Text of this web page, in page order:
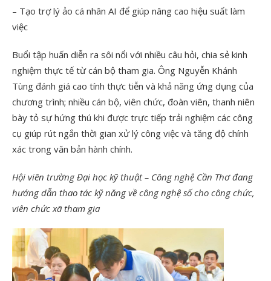
– Tạo trợ lý ảo cá nhân AI để giúp nâng cao hiệu suất làm
việc
Buổi tập huấn diễn ra sôi nổi với nhiều câu hỏi, chia sẻ kinh
nghiệm thực tế từ cán bộ tham gia. Ông Nguyễn Khánh
Tùng đánh giá cao tính thực tiễn và khả năng ứng dụng của
chương trình; nhiều cán bộ, viên chức, đoàn viên, thanh niên
bày tỏ sự hứng thú khi được trực tiếp trải nghiệm các công
cụ giúp rút ngắn thời gian xử lý công việc và tăng độ chính
xác trong văn bản hành chính.
Hội viên trường Đại học kỹ thuật – Công nghệ Cần Thơ đang
hướng dẫn thao tác kỹ năng về công nghệ số cho công chức,
viên chức xã tham gia